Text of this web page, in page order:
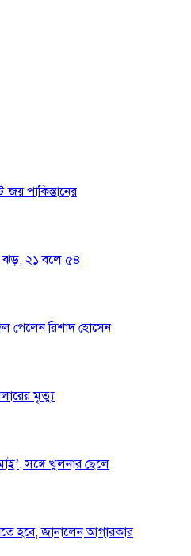
জয় পাকিস্তানের
ঝড়, ২১ বলে ৫৪
পেলেন রিশাদ হোসেন
মৃত্যু
সঙ্গে খুলনার ছেলে
হবে, জানালেন আগারকার